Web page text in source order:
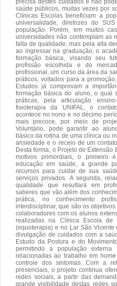
precisa destes cuidados e não
saúde públicos, muitas vezes por
Clínicas Escolas beneficiam a
universalidade, diretrizes do
população. Porém, em muitos
universidades não contemplam as
falta de qualidade, mas pela alta
ao ingressar na graduação, o
formação básica, visando seu
profissão escolhida e do
profissional, um curso da área da
práticos, voltados para a
Estudos já comprovam a
formação básica do aluno, o qual
práticas, pela articulação
fisioterapia da UNIFAL, o
acontece no nono e no décimo
mais precoce, por meio de
Voluntário, pode garantir ao
básico da rotina de uma clínica ou
ansiedade e o receio de um
Desta forma, o Projeto de
motivos primordiais, o primeiro
educação em saúde, a grande
recursos para cuidar de sua
serviços privados. A segunda,
qualidade que resultará em
saberes que vão além dos
prática, no conhecimento
interdisciplinar, que são os
colaboradores com os alunos
realizadas na Clínica Escola de
(equoterapia) e no Lar São
divulgação de cuidados com a
Estudo da Postura e do
permitindo a população externa
relacionadas ao trabalho em
controle dos sintomas. Com a
presenciais, o projeto continua
redes sociais, a partir das
grande visibilidade destas redes